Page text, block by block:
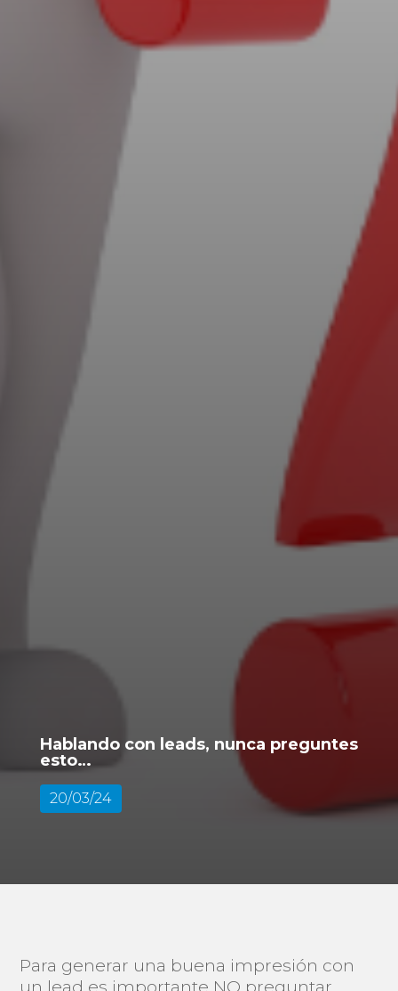
Hablando con leads, nunca preguntes
esto…
20/03/24
Para generar una buena impresión con